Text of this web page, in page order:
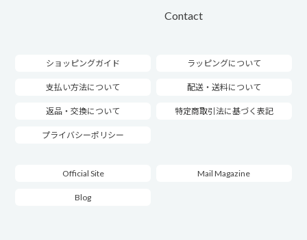
Contact
ショッピングガイド ラッピングについて
支払い方法について 配送・送料について
返品・交換について 特定商取引法に基づく表記
プライバシーポリシー
Official Site Mail Magazine
Blog